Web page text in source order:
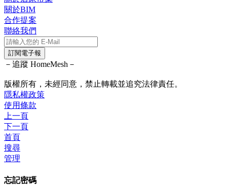
關於BIM
合作提案
聯絡我們
訂閱電子報
－追蹤 HomeMesh－
版權所有，未經同意，禁止轉載並追究法律責任。
隱私權政策
使用條款
上一頁
下一頁
首頁
搜尋
管理
忘記密碼